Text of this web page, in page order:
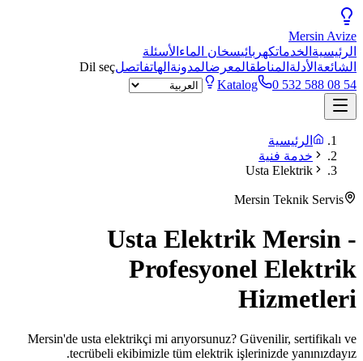
Mersin Avize
الرئيسية الخدماتكهربائيسخان الماء الأسئلة
الشائعة الأدلة المناطقالمعرضالمدونة الهاتفاتصلDil seç
Katalog
0 532 588 08 54
الرئيسية
خدمة فنية
Usta Elektrik
Mersin Teknik Servis
Usta Elektrik Mersin -
Profesyonel Elektrik
Hizmetleri
Mersin'de usta elektrikçi mi arıyorsunuz? Güvenilir, sertifikalı ve
tecrübeli ekibimizle tüm elektrik işlerinizde yanınızdayız.